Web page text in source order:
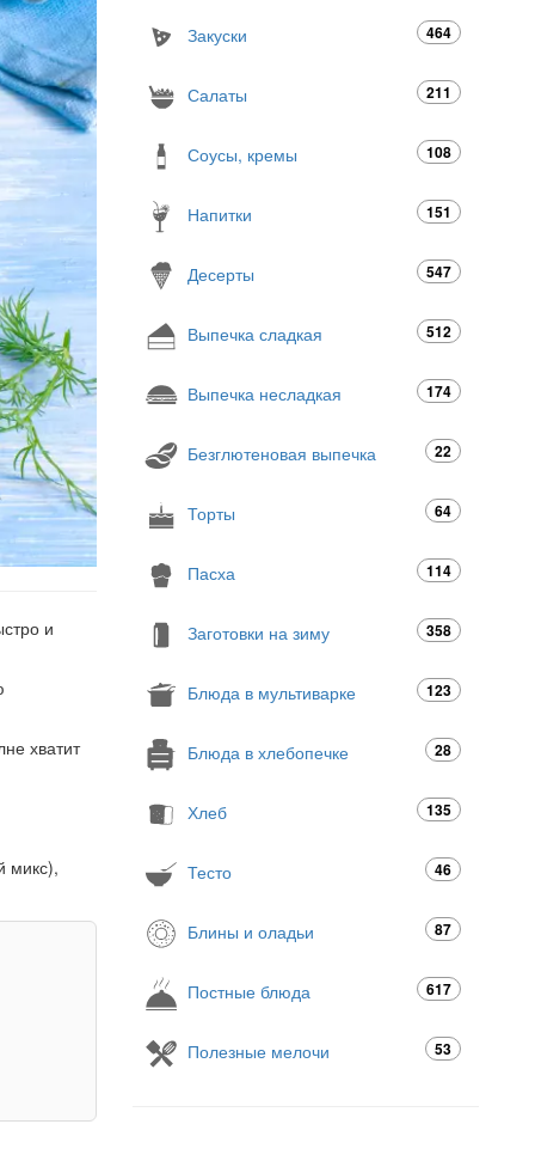
и
хватит
микс),
Закуски 464
Салаты 211
Соусы, кремы 108
Напитки 151
Десерты 547
Выпечка сладкая 512
Выпечка несладкая 174
Безглютеновая выпечка 22
Торты 64
Пасха 114
Заготовки на зиму 358
Блюда в мультиварке 123
Блюда в хлебопечке 28
Хлеб 135
Тесто 46
Блины и оладьи 87
Постные блюда 617
Полезные мелочи 53